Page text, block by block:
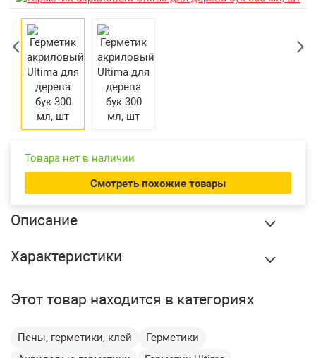
Товара нет в наличии
Смотреть похожие товары
Описание
купить в Екатеринбурге по оптовой цене в интернет
долговременной герметизации швов и стыковых
заделки сколов и усадочных трещин на поверхностях
Характеристики
Вес: 0.28 кг
Вид работ:
Этот товар находится в категориях
Пены, герметики, клей
Герметики
Оплата и Доставка
Возврат товара
Екатеринбург